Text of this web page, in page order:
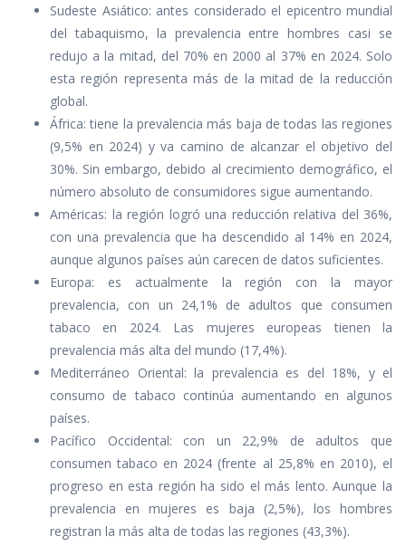
Sudeste Asiático: antes considerado el epicentro mundial
del tabaquismo, la prevalencia entre hombres casi se
redujo a la mitad, del 70% en 2000 al 37% en 2024. Solo
esta región representa más de la mitad de la reducción
global.
África: tiene la prevalencia más baja de todas las regiones
(9,5% en 2024) y va camino de alcanzar el objetivo del
30%. Sin embargo, debido al crecimiento demográfico, el
número absoluto de consumidores sigue aumentando.
Américas: la región logró una reducción relativa del 36%,
con una prevalencia que ha descendido al 14% en 2024,
aunque algunos países aún carecen de datos suficientes.
Europa: es actualmente la región con la mayor
prevalencia, con un 24,1% de adultos que consumen
tabaco en 2024. Las mujeres europeas tienen la
prevalencia más alta del mundo (17,4%).
Mediterráneo Oriental: la prevalencia es del 18%, y el
consumo de tabaco continúa aumentando en algunos
países.
Pacífico Occidental: con un 22,9% de adultos que
consumen tabaco en 2024 (frente al 25,8% en 2010), el
progreso en esta región ha sido el más lento. Aunque la
prevalencia en mujeres es baja (2,5%), los hombres
registran la más alta de todas las regiones (43,3%).